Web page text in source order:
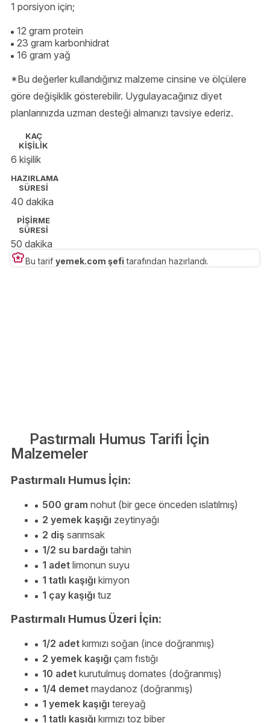
1 porsiyon için;
12 gram protein
23 gram karbonhidrat
16 gram yağ
*Bu değerler kullandığınız malzeme cinsine ve ölçülere
göre değişiklik gösterebilir. Uygulayacağınız diyet
planlarınızda uzman desteği almanızı tavsiye ederiz.
KAÇ
KİŞİLİK
6 kişilik
HAZIRLAMA
SÜRESİ
40 dakika
PİŞİRME
SÜRESİ
50 dakika
Bu tarif yemek.com şefi tarafından hazırlandı.
Pastırmalı Humus Tarifi İçin
Malzemeler
Pastırmalı Humus İçin:
500 gram nohut (bir gece önceden ıslatılmış)
2 yemek kaşığı zeytinyağı
2 diş sarımsak
1/2 su bardağı tahin
1 adet limonun suyu
1 tatlı kaşığı kimyon
1 çay kaşığı tuz
Pastırmalı Humus Üzeri İçin:
1/2 adet kırmızı soğan (ince doğranmış)
2 yemek kaşığı çam fıstığı
10 adet kurutulmuş domates (doğranmış)
1/4 demet maydanoz (doğranmış)
1 yemek kaşığı tereyağ
1 tatlı kaşığı kırmızı toz biber